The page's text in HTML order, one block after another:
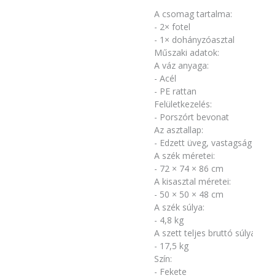
A csomag tartalma:
- 2× fotel
- 1× dohányzóasztal
Műszaki adatok:
A váz anyaga:
- Acél
- PE rattan
Felületkezelés:
- Porszórt bevonat
Az asztallap:
- Edzett üveg,
A szék méretei:
- 72 × 74 × 86 cm
A kisasztal méretei:
- 50 × 50 × 48 cm
A szék súlya:
- 4,8 kg
A szett teljes bruttó
- 17,5 kg
Szín:
- Fekete